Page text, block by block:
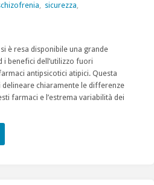
, sicurezza,
è resa disponibile una grande
i benefici dell’utilizzo fuori
antipsicotici atipici. Questa
chiaramente le differenze
farmaci e l’estrema variabilità dei